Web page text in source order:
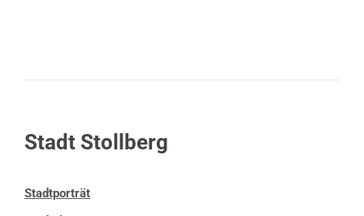
Stadt Stollberg
Stadtporträt